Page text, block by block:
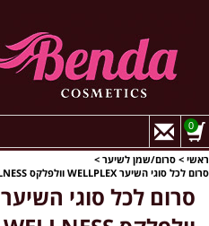
0
ראשי > סרום/שמן לשיער >
סרום לכל סוגי השיער WELLPLEX וולפלקס WELLNESS וולנס 100 מ"ל